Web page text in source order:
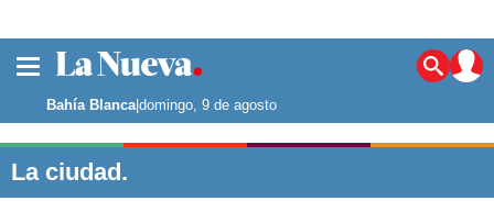
Noticias
La ciudad
Punta Alta
Bahía Blanca|domingo, 9 de agosto
La ciudad.